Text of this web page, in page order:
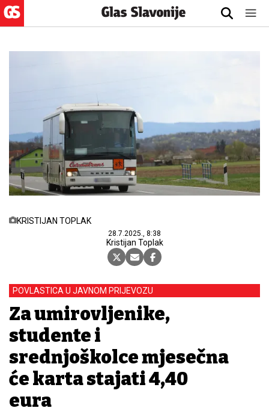
KRISTIJAN TOPLAK
28.7.2025., 8:38
Kristijan Toplak
POVLASTICA U JAVNOM PRIJEVOZU
Za umirovljenike,
studente i
srednjoškolce mjesečna
će karta stajati 4,40
eura